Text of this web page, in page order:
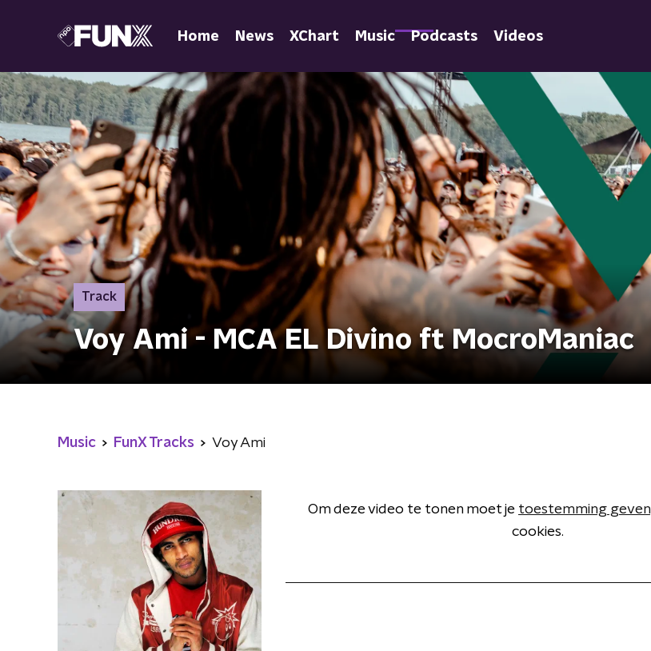
Home News XChart Music Podcasts Videos
Track
Voy Ami - MCA EL Divino ft MocroManiac
Music FunX Tracks Voy Ami
Om deze video te tonen moet je toestemming geven
cookies.